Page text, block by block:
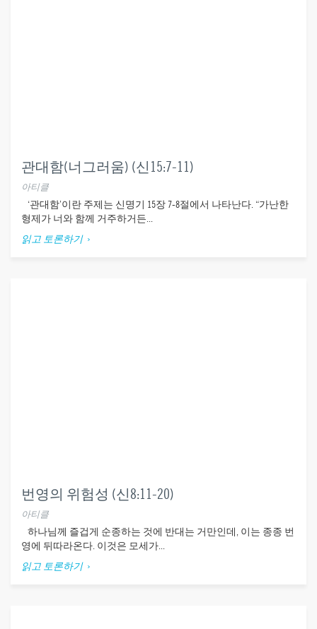
관대함(너그러움) (신15:7-11)
아티클
‘관대함’이란 주제는 신명기 15장 7-8절에서 나타난다. “가난한
형제가 너와 함께 거주하거든...
읽고 토론하기
번영의 위험성 (신8:11-20)
아티클
하나님께 즐겁게 순종하는 것에 반대는 거만인데, 이는 종종 번
영에 뒤따라온다. 이것은 모세가...
읽고 토론하기